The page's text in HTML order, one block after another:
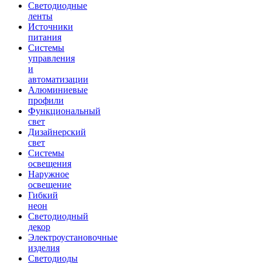
Светодиодные
ленты
Источники
питания
Системы
управления
и
автоматизации
Алюминиевые
профили
Функциональный
свет
Дизайнерский
свет
Системы
освещения
Наружное
освещение
Гибкий
неон
Светодиодный
декор
Электроустановочные
изделия
Светодиоды